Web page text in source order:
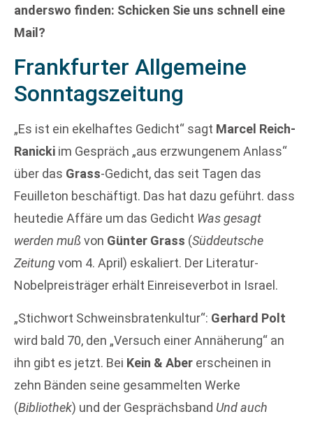
anderswo finden: Schicken Sie uns schnell eine
Mail?
Frankfurter Allgemeine
Sonntagszeitung
„Es ist ein ekelhaftes Gedicht“ sagt Marcel Reich-
Ranicki im Gespräch „aus erzwungenem Anlass“
über das Grass-Gedicht, das seit Tagen das
Feuilleton beschäftigt. Das hat dazu geführt. dass
heutedie Affäre um das Gedicht Was gesagt
werden mußvon Günter Grass (Süddeutsche
Zeitungvom 4. April) eskaliert. Der Literatur-
Nobelpreisträger erhält Einreiseverbot in Israel.
„Stichwort Schweinsbratenkultur“: Gerhard Polt
wird bald 70, den „Versuch einer Annäherung“ an
ihn gibt es jetzt. Bei Kein & Aber erscheinen in
zehn Bänden seine gesammelten Werke
(Bibliothek) und der Gesprächsband Und auch